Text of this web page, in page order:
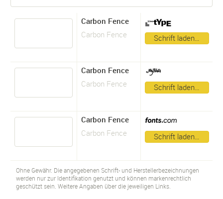
Carbon Fence
Carbon Fence
Schrift laden…
Carbon Fence
Carbon Fence
Schrift laden…
Carbon Fence
Carbon Fence
Schrift laden…
Ohne Gewähr. Die angegebenen Schrift- und Herstellerbezeichnungen
werden nur zur Identifikation genutzt und können markenrechtlich
geschützt sein. Weitere Angaben über die jeweiligen Links.